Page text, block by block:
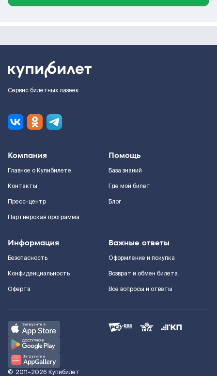
Сервис билетных лазеек
Компания
Главное о Купибилете
Контакты
Пресс-центр
Партнерская программа
Помощь
База знаний
Где мой билет
Блог
Информация
Безопасность
Конфиденциальность
Оферта
Важные ответы
Оформление и покупка
Возврат и обмен билета
Все вопросы и ответы
© 2011–2026 Купибилет